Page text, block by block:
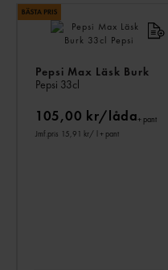
Pepsi Max Läsk Burk
Pepsi 33cl
105,00 kr/låda+ pant
Jmf.pris 15,91 kr/ l + pant